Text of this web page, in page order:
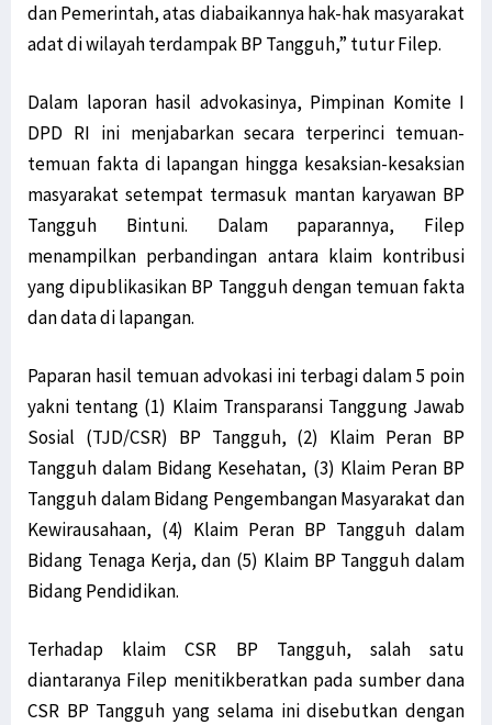
dan Pemerintah, atas diabaikannya hak-hak masyarakat
adat di wilayah terdampak BP Tangguh,” tutur Filep.
Dalam laporan hasil advokasinya, Pimpinan Komite I
DPD RI ini menjabarkan secara terperinci temuan-
temuan fakta di lapangan hingga kesaksian-kesaksian
masyarakat setempat termasuk mantan karyawan BP
Tangguh Bintuni. Dalam paparannya, Filep
menampilkan perbandingan antara klaim kontribusi
yang dipublikasikan BP Tangguh dengan temuan fakta
dan data di lapangan.
Paparan hasil temuan advokasi ini terbagi dalam 5 poin
yakni tentang (1) Klaim Transparansi Tanggung Jawab
Sosial (TJD/CSR) BP Tangguh, (2) Klaim Peran BP
Tangguh dalam Bidang Kesehatan, (3) Klaim Peran BP
Tangguh dalam Bidang Pengembangan Masyarakat dan
Kewirausahaan, (4) Klaim Peran BP Tangguh dalam
Bidang Tenaga Kerja, dan (5) Klaim BP Tangguh dalam
Bidang Pendidikan.
Terhadap klaim CSR BP Tangguh, salah satu
diantaranya Filep menitikberatkan pada sumber dana
CSR BP Tangguh yang selama ini disebutkan dengan